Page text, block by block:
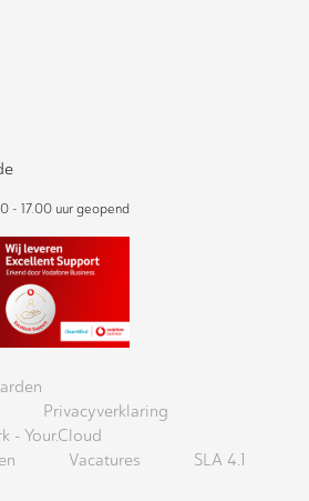
- 17.00 uur geopend
Privacyverklaring
- Your.Cloud
Vacatures SLA 4.1